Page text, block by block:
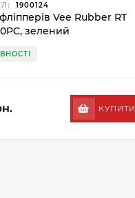
1900124
Vee Rubber RT
зелений
КУПИТИ